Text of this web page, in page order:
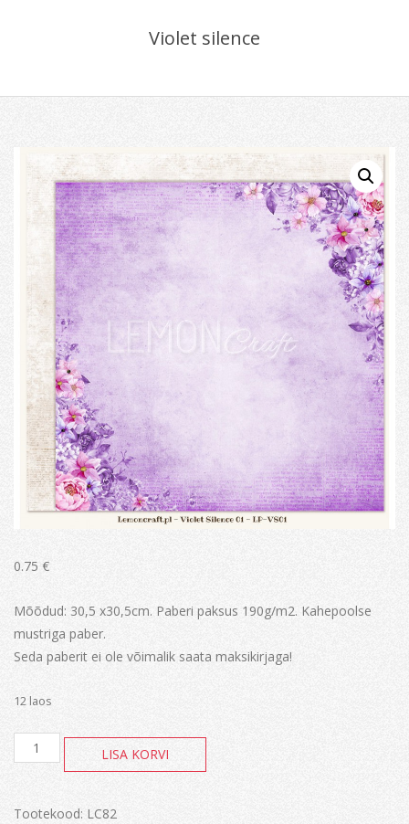
Violet silence
0.75 €
Mõõdud: 30,5 x30,5cm. Paberi paksus 190g/m2. Kahepoolse
mustriga paber.
Seda paberit ei ole võimalik saata maksikirjaga!
12 laos
Violet
silence
LISA KORVI
Tootekood: LC82